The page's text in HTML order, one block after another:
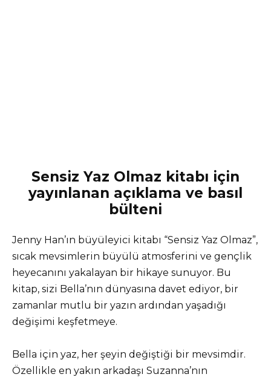
Sensiz Yaz Olmaz kitabı için
yayınlanan açıklama ve basıl
bülteni
Jenny Han’ın büyüleyici kitabı “Sensiz Yaz Olmaz”,
sıcak mevsimlerin büyülü atmosferini ve gençlik
heyecanını yakalayan bir hikaye sunuyor. Bu
kitap, sizi Bella’nın dünyasına davet ediyor, bir
zamanlar mutlu bir yazın ardından yaşadığı
değişimi keşfetmeye.
Bella için yaz, her şeyin değiştiği bir mevsimdir.
Özellikle en yakın arkadaşı Suzanna’nın